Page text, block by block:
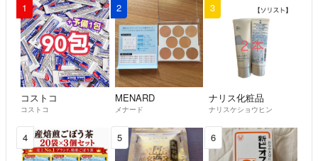
★返事が遅れることがあるかもしれませんが、気持ちの良い取引をした
いと思っております。
最後まで責任を持って対応致しますので、よろしくお願いします。
1
コストコ
コストコ
2
MENARD
メナード
3
ナリス化粧品
ナリスケショウヒン
4 5 6